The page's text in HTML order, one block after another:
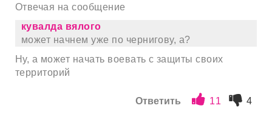
Отвечая на сообщение
кyвалда вялого
может начнем уже по чернигову, а?
Ну, а может начать воевать с защиты своих
территорий
Ответить 11 4